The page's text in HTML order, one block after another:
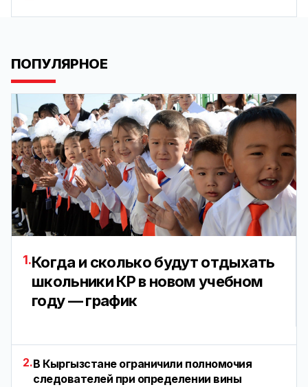
ПОПУЛЯРНОЕ
1.Когда и сколько будут отдыхать
школьники КР в новом учебном
году — график
2.В Кыргызстане ограничили полномочия
следователей при определении вины